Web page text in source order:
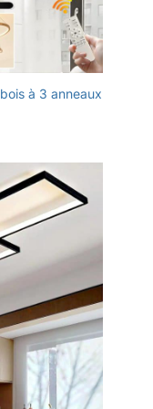
couvert par une
réactif sous 24h.
à 3 anneaux